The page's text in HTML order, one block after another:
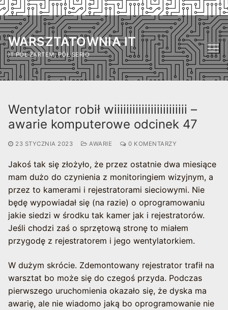
Przejdź
do
treści
WARSZTATOWNIA IT
IT PÓŁ ŻARTEM, PÓŁ SERIO
Wentylator robił wiiiiiiiiiiiiiiiiiiiiiiii –
awarie komputerowe odcinek 47
23 STYCZNIA 2023 AWARIE 0 KOMENTARZY
Jakoś tak się złożyło, że przez ostatnie dwa miesiące
mam dużo do czynienia z monitoringiem wizyjnym, a
przez to kamerami i rejestratorami sieciowymi. Nie
będę wypowiadał się (na razie) o oprogramowaniu
jakie siedzi w środku tak kamer jak i rejestratorów.
Jeśli chodzi zaś o sprzętową stronę to miałem
przygodę z rejestratorem i jego wentylatorkiem.
W dużym skrócie. Zdemontowany rejestrator trafił na
warsztat bo może się do czegoś przyda. Podczas
pierwszego uruchomienia okazało się, że dyska ma
awarię, ale nie wiadomo jaką bo oprogramowanie nie